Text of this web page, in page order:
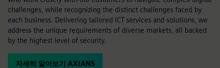
challenges, while recognizing the distinct challenges faced by
each business. Delivering tailored ICT services and solutions, we
address the unique requirements of diverse markets, all backed
by the highest level of security.
자세히 알아보기 AXIANS